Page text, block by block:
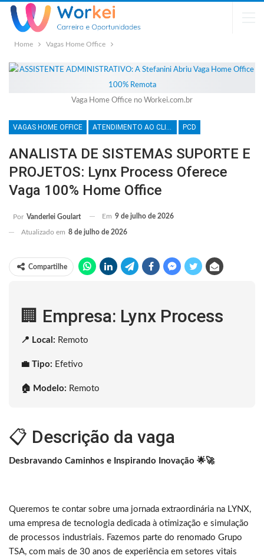
Home Vagas Home Office
Vaga Home Office no Workei.com.br
VAGAS HOME OFFICE ATENDIMENTO AO CLIENTE PCD
ANALISTA DE SISTEMAS SUPORTE E
PROJETOS: Lynx Process Oferece
Vaga 100% Home Office
Por Vanderlei Goulart Em 9 de julho de 2026
Atualizado em 8 de julho de 2026
Compartilhe
🏢 Empresa: Lynx Process
📍 Local: Remoto
💼 Tipo: Efetivo
🏠 Modelo: Remoto
📋 Descrição da vaga
Desbravando Caminhos e Inspirando Inovação 🌟🚀
Queremos te contar sobre uma jornada extraordinária na LYNX,
uma empresa de tecnologia dedicada à otimização e simulação
de processos industriais. Fazemos parte do renomado Grupo
TSA, com mais de 30 anos de experiência em setores vitais